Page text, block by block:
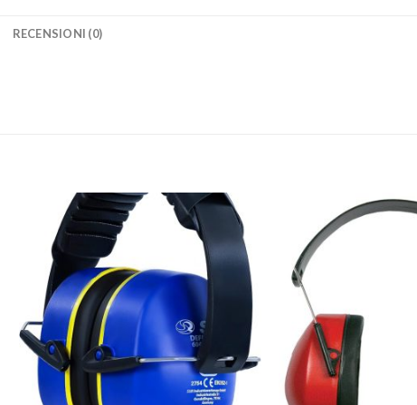
RECENSIONI (0)